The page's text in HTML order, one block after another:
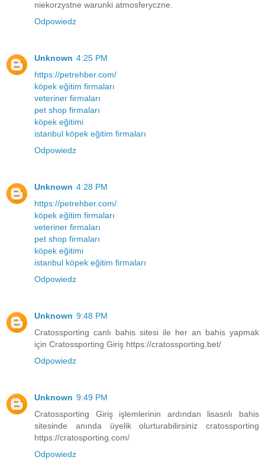
niekorzystne warunki atmosferyczne.
Odpowiedz
Unknown 4:25 PM
https://petrehber.com/
köpek eğitim firmaları
veteriner firmaları
pet shop firmaları
köpek eğitimi
istanbul köpek eğitim firmaları
Odpowiedz
Unknown 4:28 PM
https://petrehber.com/
köpek eğitim firmaları
veteriner firmaları
pet shop firmaları
köpek eğitimi
istanbul köpek eğitim firmaları
Odpowiedz
Unknown 9:48 PM
Cratossporting canlı bahis sitesi ile her an bahis yapmak
için Cratossporting Giriş https://cratossporting.bet/
Odpowiedz
Unknown 9:49 PM
Cratossporting Giriş işlemlerinin ardından lisasnlı bahis
sitesinde anında üyelik olurturabilirsiniz cratossporting
https://cratosporting.com/
Odpowiedz